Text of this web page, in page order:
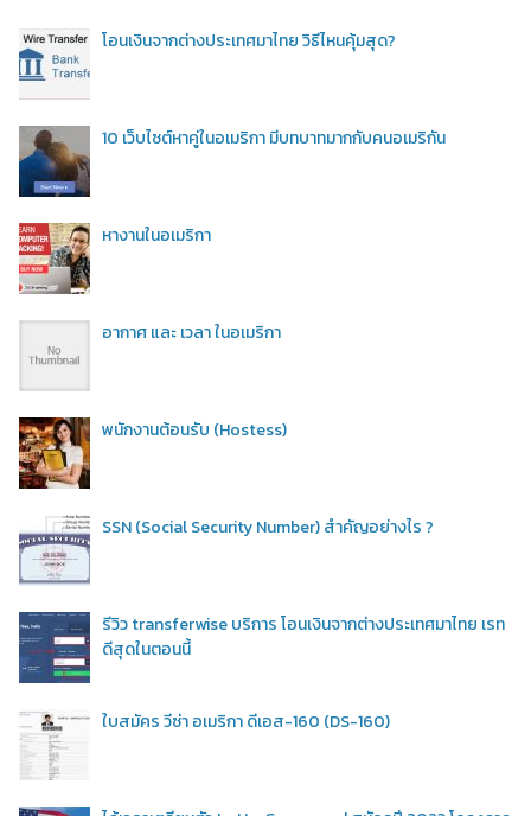
โอนเงินจากต่างประเทศมาไทย วิธีไหนคุ้มสุด?
10 เว็บไซต์หาคู่ในอเมริกา มีบทบาทมากกับคนอเมริกัน
หางานในอเมริกา
อากาศ และ เวลา ในอเมริกา
พนักงานต้อนรับ (Hostess)
SSN (Social Security Number) สำคัญอย่างไร ?
รีวิว transferwise บริการ โอนเงินจากต่างประเทศมาไทย เรท
ดีสุดในตอนนี้
ใบสมัคร วีซ่า อเมริกา ดีเอส-160 (DS-160)